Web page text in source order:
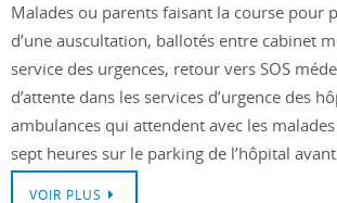
Malades ou parents faisant la course pour
d’une auscultation, ballotés entre cabinet
service des urgences, retour vers SOS
d’attente dans les services d’urgence des
ambulances qui attendent avec les
sept heures sur le parking de l’hôpital
VOIR PLUS